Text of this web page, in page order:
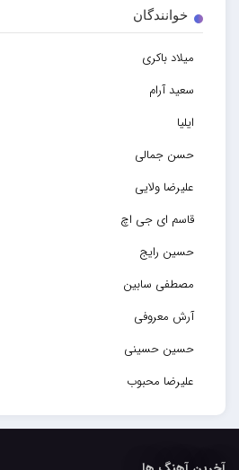
خوانندگان
میلاد باکری
سعید آرام
ایلیا
حسن جمالی
علیرضا ولایی
قاسم ای جی اچ
حسین رایج
مصطفی سابین
آرش معروفی
حسین حسینی
علیرضا محبوب
حسین حصارکی